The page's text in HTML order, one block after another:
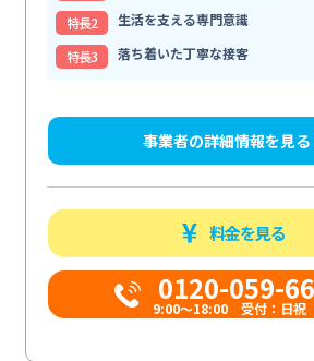
特⻑2
生活を支える専門意識
特⻑3
落ち着いた丁寧な接客
事業者の詳細情報を見る
料金を見る
0120-059-
9:00〜18:00 受付：日